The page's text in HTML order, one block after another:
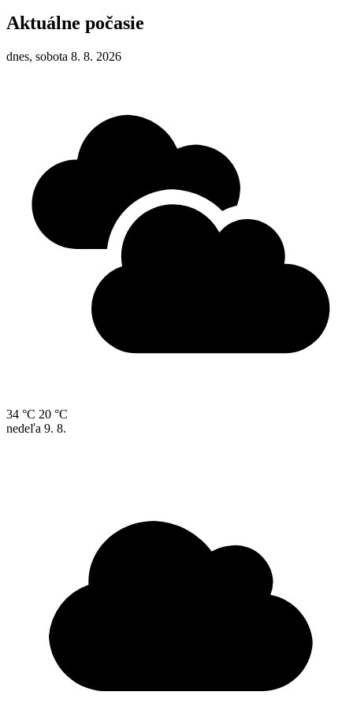
Aktuálne počasie
dnes, sobota 8. 8. 2026
34 °C 20 °C
nedeľa 9. 8.